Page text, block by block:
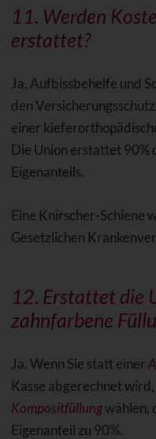
11. Werden
erstattet?
Ja, Aufbissbehelfe und
den
einer
Die Union erstattet 90%
Eigenanteils.
Eine Knirscher-Schiene
Gesetzlichen
12. Erstattet die
zahnfarbene
Ja. Wenn Sie statt einer
Kasse abgerechnet
Kompositfüllungwählen,
Eigenanteil zu 90%.